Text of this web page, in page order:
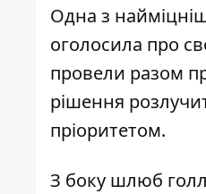
Одна з
оголосила про
провели разом
рішення
пріоритетом.
З боку шлюб